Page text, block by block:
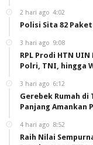
2 hari ago 4:02
Polisi Sita 82
3 hari ago 9:08
RPL Prodi HTN
Polri, TNI, hingga
3 hari ago 6:12
Gerebek Rumah
Panjang Amankan
4 hari ago 8:52
Raih Nilai